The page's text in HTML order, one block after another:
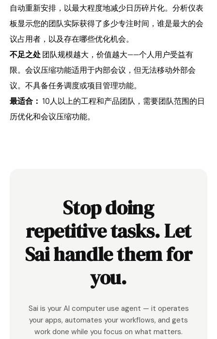
自动重新安排，以最大程度地减少日历碎片化。分析仪表
板显示您的团队实际获得了多少专注时间，谁是最大的会
议占用者，以及存在哪些优化机会。
不足之处团队规模越大，价值越大——个人用户受益有
限。会议压缩功能适用于内部会议，但无法移动外部会
议。不具备任务调度或项目管理功能。
最适合： 10人以上的工程和产品团队，需要团队范围的日
历优化和会议压缩功能。
Stop doing
repetitive tasks. Let
Sai handle them for
you.
Sai is your AI computer use agent — it operates
your apps, automates your workflows, and gets
work done while you focus on what matters.